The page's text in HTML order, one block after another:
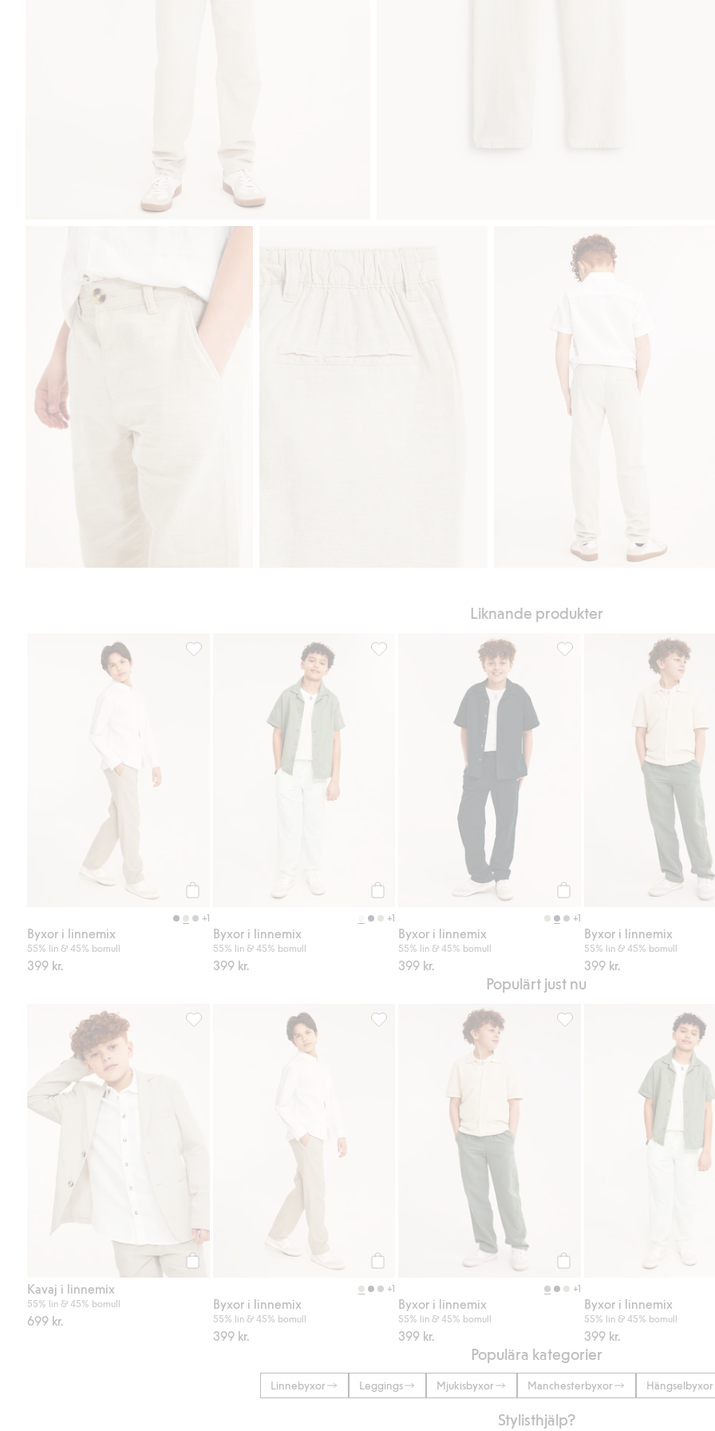
Liknande produkter
+1
Byxor i linnemix
55% lin & 45% bomull
399 kr.
Byxor i linnemix, Lägg till i favoriter
+1
Byxor i linnemix
55% lin & 45% bomull
399 kr.
Byxor i linnemix, Lägg till i favoriter
+1
Byxor i linnemix
55% lin & 45% bomull
399 kr.
Byxor i linnemix, Lägg till i
Byxor i linnemix
55% lin & 45% bomull
399 kr.
Populärt just nu
Köp
Kavaj i linnemix
55% lin & 45% bomull
699 kr.
Kavaj i linnemix, Lägg till i favoriter
+1
Byxor i linnemix
55% lin & 45% bomull
399 kr.
Byxor i linnemix, Lägg till i favoriter
+1
Byxor i linnemix
55% lin & 45% bomull
399 kr.
Byxor i linnemix, Lägg till i
Byxor i linnemix
55% lin & 45% bomull
399 kr.
Populära kategorier
Linnebyxor Leggings Mjukisbyxor Manchesterbyxor Hängselbyxor
Stylisthjälp?